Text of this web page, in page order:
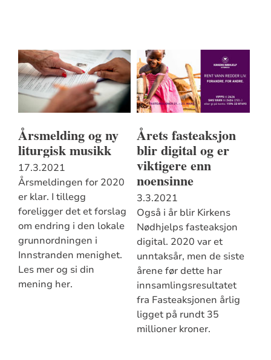
Årsmelding og ny
liturgisk musikk
17.3.2021
Årsmeldingen for 2020
er klar. I tillegg
foreligger det et forslag
om endring i den lokale
grunnordningen i
Innstranden menighet.
Les mer og si din
mening her.
Årets fasteaksjon
blir digital og er
viktigere enn
noensinne
3.3.2021
Også i år blir Kirkens
Nødhjelps fasteaksjon
digital. 2020 var et
unntaksår, men de siste
årene før dette har
innsamlingsresultatet
fra Fasteaksjonen årlig
ligget på rundt 35
millioner kroner.